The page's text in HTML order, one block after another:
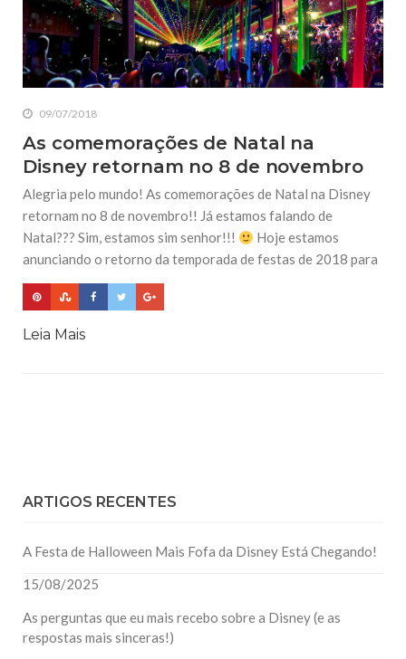
09/07/2018
As comemorações de Natal na
Disney retornam no 8 de novembro
Alegria pelo mundo! As comemorações de Natal na Disney
retornam no 8 de novembro!! Já estamos falando de
Natal??? Sim, estamos sim senhor!!!
Hoje estamos
anunciando o retorno da temporada de festas de 2018 para
Leia Mais
ARTIGOS RECENTES
A Festa de Halloween Mais Fofa da Disney Está Chegando!
15/08/2025
As perguntas que eu mais recebo sobre a Disney (e as
respostas mais sinceras!)